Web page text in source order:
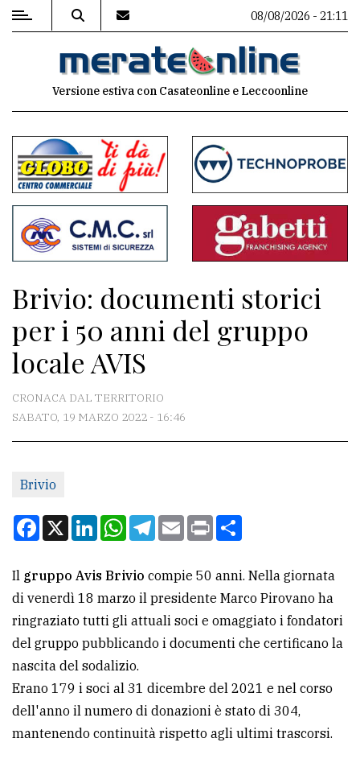
MENU
commenti
Contenuti
del
sito
Associazioni
Meteo
CONTATTI
Scrivici
Per
la
pubblicità
CERCA
Cerca
per
comune
08/08/2026 - 21:11
Versione estiva con Casateonline e Leccoonline
Brivio: documenti storici
per i 50 anni del gruppo
locale AVIS
CRONACA DAL TERRITORIO
SABATO, 19 MARZO 2022 - 16:46
Brivio
Facebook
X LinkedInWhatsApp
Telegram
EmailPrint
Il gruppo Avis Brivio compie 50 anni. Nella giornata
di venerdì 18 marzo il presidente Marco Pirovano ha
ringraziato tutti gli attuali soci e omaggiato i fondatori
del gruppo pubblicando i documenti che certificano la
nascita del sodalizio.
Erano 179 i soci al 31 dicembre del 2021 e nel corso
dell'anno il numero di donazioni è stato di 304,
mantenendo continuità rispetto agli ultimi trascorsi.